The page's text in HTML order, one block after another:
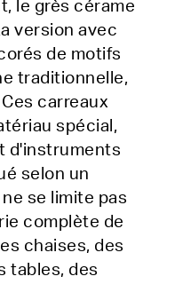
le grès cérame
version avec
de motifs
traditionnelle,
carreaux
spécial,
d'instruments
selon un
se limite pas
complète de
chaises, des
tables, des